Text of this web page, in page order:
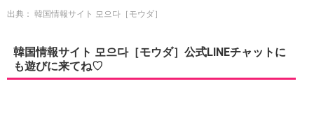
出典： 韓国情報サイト 모으다［モウダ］
韓国情報サイト 모으다［モウダ］公式LINEチャットに
も遊びに来てね♡